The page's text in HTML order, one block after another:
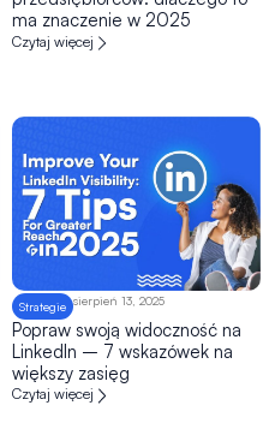
ma znaczenie w 2025
Czytaj więcej
Strategie sierpień 13, 2025
Popraw swoją widoczność na
LinkedIn – 7 wskazówek na
większy zasięg
Czytaj więcej